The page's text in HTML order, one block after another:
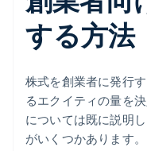
する方法
株式を創業者に発行
るエクイティの量を
については既に説明
がいくつかあります。